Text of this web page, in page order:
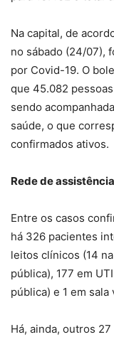
Na capital, de
no sábado (24/07),
por Covid-19. O
que 45.082
sendo
saúde, o que
confirmados ativos.
Rede de assistência
Entre os casos
há 326 pacientes
leitos clínicos (14
pública), 177 em
pública) e 1 em sala
Há, ainda, outros